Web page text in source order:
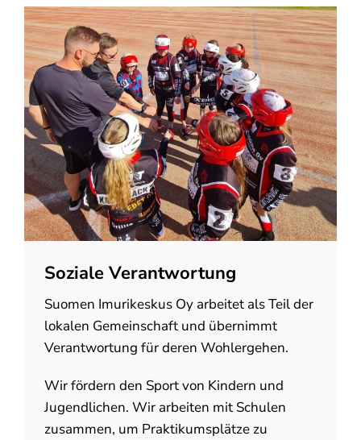
Soziale Verantwortung
Suomen Imurikeskus Oy arbeitet als Teil der
lokalen Gemeinschaft und übernimmt
Verantwortung für deren Wohlergehen.
Wir fördern den Sport von Kindern und
Jugendlichen. Wir arbeiten mit Schulen
zusammen, um Praktikumsplätze zu